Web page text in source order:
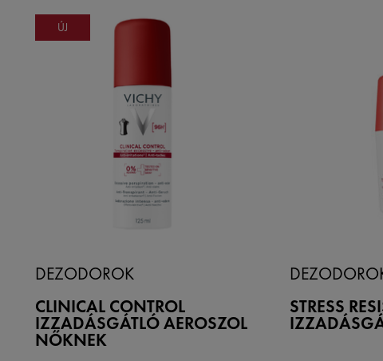
ÚJ
DEZODOROK
CLINICAL CONTROL
IZZADÁSGÁTLÓ AEROSZOL
NŐKNEK
STRESS